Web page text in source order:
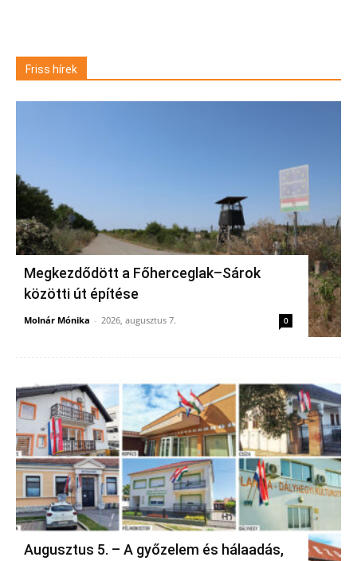
Friss hírek
Megkezdődött a Főherceglak–Sárok
közötti út építése
Molnár Mónika - 2026, augusztus 7. 0
Augusztus 5. – A győzelem és hálaadás,